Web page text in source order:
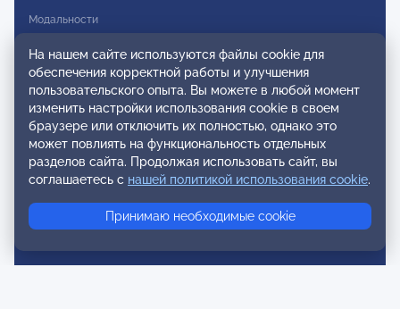
Модальности
Вступление в ОППЛ
Реестры
Реестр наблюдательных членов
Реестр консультативных членов
Реестр действительных членов
Реестр аккредитованных супервизоров
На нашем сайте используются файлы cookie для
обеспечения корректной работы и улучшения
пользовательского опыта. Вы можете в любой момент
изменить настройки использования cookie в своем
браузере или отключить их полностью, однако это
может повлиять на функциональность отдельных
разделов сайта. Продолжая использовать сайт, вы
соглашаетесь с нашей политикой использования cookie.
Принимаю необходимые cookie